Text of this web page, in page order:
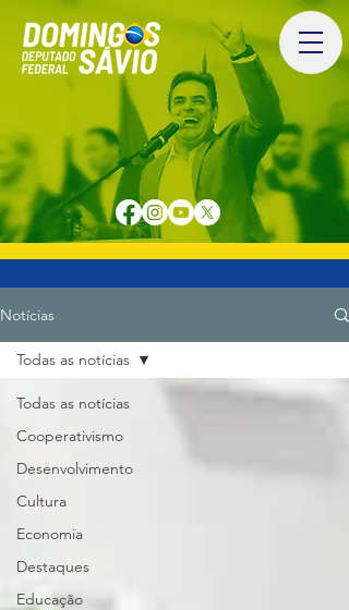
Notícias
Todas as notícias
Cooperativismo
Desenvolvimento
Cultura
Economia
Destaques
Educação
Todas as notícias